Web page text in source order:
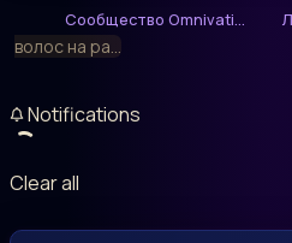
Сообщество Omnivati...
волос на ра...
Notifications
Clear all